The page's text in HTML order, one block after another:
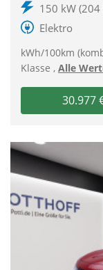
150 kW (204
Elektro
kWh/100km
Klasse , Alle
30.977